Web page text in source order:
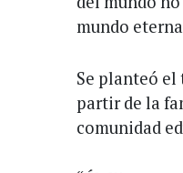
mundo
Se planteó el
partir de la
comunidad